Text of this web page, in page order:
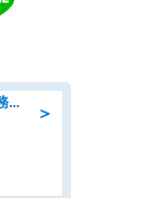
＞
09月開始/総合設備会社での営業・事務のお仕事/車通勤可/賞与あり/営業/営業事務